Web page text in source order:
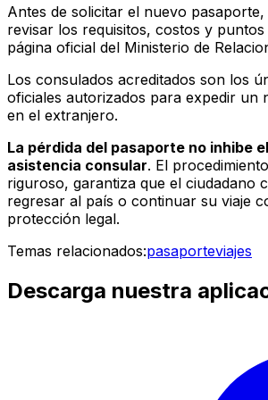
Antes de solicitar el nuevo
revisar los requisitos, costos y
página oficial del Ministerio de
Los consulados acreditados son los
oficiales autorizados para expedir un
en el extranjero.
La pérdida del pasaporte no inhibe
asistencia consular. El
riguroso, garantiza que el ciudadano
regresar al país o continuar su viaje
protección legal.
Temas relacionados:pasaporteviajes
Descarga nuestra